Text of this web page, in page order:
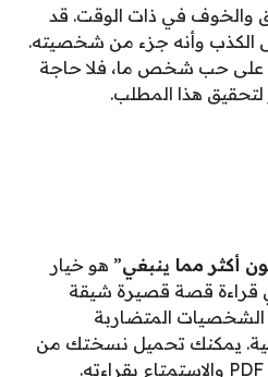
والخوف في ذات الوقت. قد
الكذب وأنه جزء من شخصيته.
على حب شخص ما، فلا حاجة
هذا المطلب.
أكثر مما ينبغي” هو خيار
قصة قصيرة شيقة
المتضاربة
يمكنك تحميل نسختك من